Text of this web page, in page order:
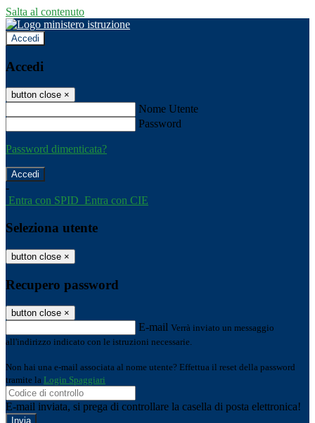
Salta al contenuto
Accedi
Accedi
button close ×
Nome Utente
Password
Password dimenticata?
-
Entra con SPID Entra con CIE
Seleziona utente
button close ×
Recupero password
button close ×
E-mail Verrà inviato un messaggio
all'indirizzo indicato con le istruzioni necessarie.
Non hai una e-mail associata al nome utente? Effettua il reset della password
tramite la Login Spaggiari
E-mail inviata, si prega di controllare la casella di posta elettronica!